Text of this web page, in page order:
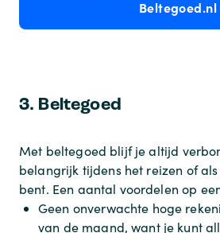
Beltegoed.nl
3. Beltegoed
Met beltegoed blijf je altijd
belangrijk tijdens het reizen of
bent. Een aantal voordelen op
Geen onverwachte hoge
van de maand, want je kunt